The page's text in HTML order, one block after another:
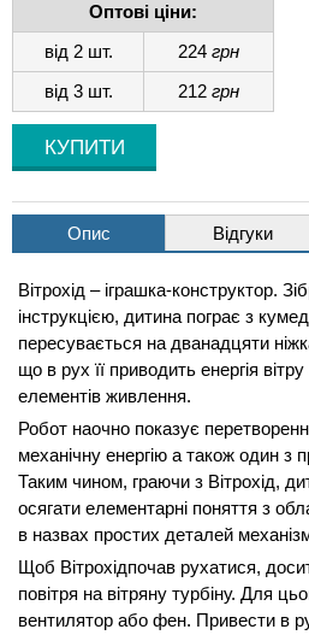
Оптові ціни:
від 2 шт.
224 грн
від 3 шт.
212 грн
Опис Відгуки
Вітрохід – іграшка-конструктор.
інструкцією, дитина пограє з
пересувається на дванадцяти
що в рух її приводить енергія
елементів живлення.
Робот наочно показує
механічну енергію а також один з
Таким чином, граючи з Вітрохід,
осягати елементарні поняття з
в назвах простих деталей
Щоб Вітрохідпочав рухатися,
повітря на вітряну турбіну. Для
вентилятор або фен. Привести в